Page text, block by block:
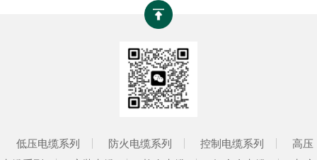
低压电缆系列 防火电缆系列 控制电缆系列
高压